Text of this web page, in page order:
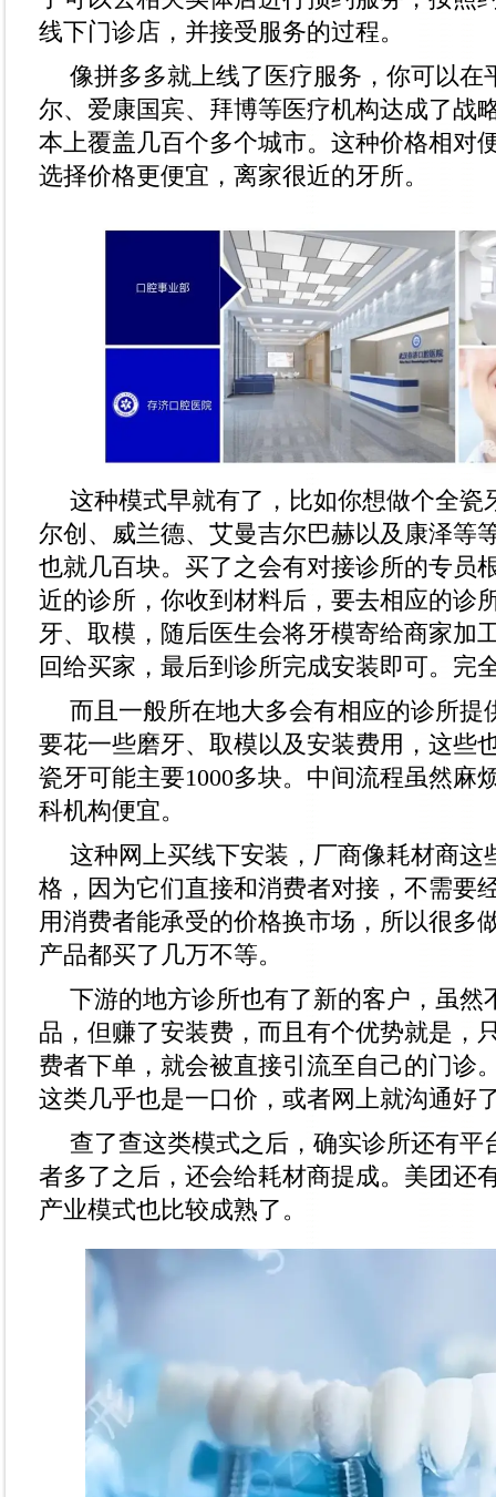
线下门诊店，并接受服务的过程。
像拼多多就上线了医疗服务，你可以在
尔、爱康国宾、拜博等医疗机构达成了战
本上覆盖几百个多个城市。这种价格相对
选择价格更便宜，离家很近的牙所。
这种模式早就有了，比如你想做个全瓷
尔创、威兰德、艾曼吉尔巴赫以及康泽等
也就几百块。买了之会有对接诊所的专员
近的诊所，你收到材料后，要去相应的诊
牙、取模，随后医生会将牙模寄给商家加
回给买家，最后到诊所完成安装即可。完
而且一般所在地大多会有相应的诊所提
要花一些磨牙、取模以及安装费用，这些
瓷牙可能主要1000多块。中间流程虽然麻
科机构便宜。
这种网上买线下安装，厂商像耗材商这
格，因为它们直接和消费者对接，不需要
用消费者能承受的价格换市场，所以很多
产品都买了几万不等。
下游的地方诊所也有了新的客户，虽然
品，但赚了安装费，而且有个优势就是，
费者下单，就会被直接引流至自己的门诊
这类几乎也是一口价，或者网上就沟通好
查了查这类模式之后，确实诊所还有平
者多了之后，还会给耗材商提成。美团还
产业模式也比较成熟了。